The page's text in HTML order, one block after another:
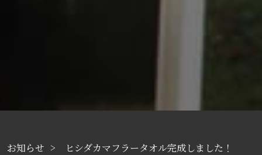
お知らせ ヒシダカマフラータオル完成しました！